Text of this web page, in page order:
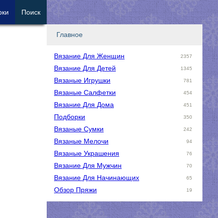
Главное
Вязание Для Женщин 2357
Вязание Для Детей 1345
Вязаные Игрушки 781
Вязаные Салфетки 454
Вязание Для Дома 451
Подборки 350
Вязаные Сумки 242
Вязаные Мелочи 94
Вязаные Украшения 76
Вязание Для Мужчин 70
Вязание Для Начинающих 65
Обзор Пряжи 19
Поиск